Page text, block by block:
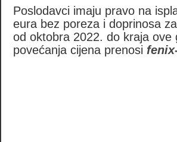
Poslodavci imaju pravo na
eura bez poreza i doprinosa
od oktobra 2022. do kraja ove
povećanja cijena prenosi